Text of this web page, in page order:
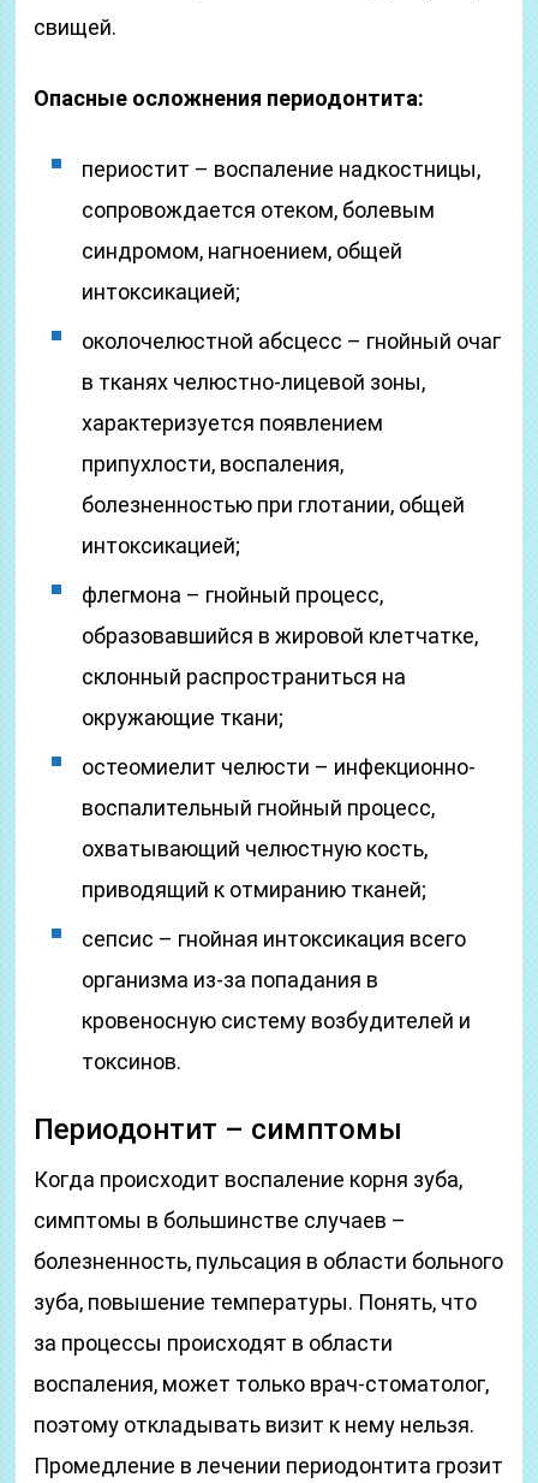
свищей.
Опасные осложнения периодонтита:
периостит – воспаление надкостницы,
сопровождается отеком, болевым
синдромом, нагноением, общей
интоксикацией;
околочелюстной абсцесс – гнойный очаг
в тканях челюстно-лицевой зоны,
характеризуется появлением
припухлости, воспаления,
болезненностью при глотании, общей
интоксикацией;
флегмона – гнойный процесс,
образовавшийся в жировой клетчатке,
склонный распространиться на
окружающие ткани;
остеомиелит челюсти – инфекционно-
воспалительный гнойный процесс,
охватывающий челюстную кость,
приводящий к отмиранию тканей;
сепсис – гнойная интоксикация всего
организма из-за попадания в
кровеносную систему возбудителей и
токсинов.
Периодонтит – симптомы
Когда происходит воспаление корня зуба,
симптомы в большинстве случаев –
болезненность, пульсация в области больного
зуба, повышение температуры. Понять, что
за процессы происходят в области
воспаления, может только врач-стоматолог,
поэтому откладывать визит к нему нельзя.
Промедление в лечении периодонтита грозит